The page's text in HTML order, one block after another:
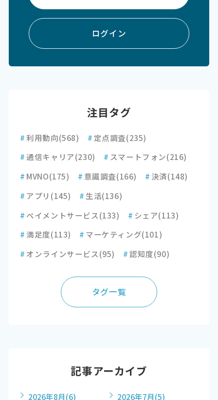
ログイン
注目タグ
#利用動向(568) # 定点調査(235)
#通信キャリア(230) # スマートフォン(216)
# MVNO(175) # 意識調査(166) # 決済(148)
# アプリ (145) # 生活(136)
# ペイメントサービス(133) # シェア(113)
#満足度(113) # マーケティング(101)
# オンラインサービス(95) #認知度(90)
タグ一覧
記事アーカイブ
2026年8月(6) 2026年7月(5)